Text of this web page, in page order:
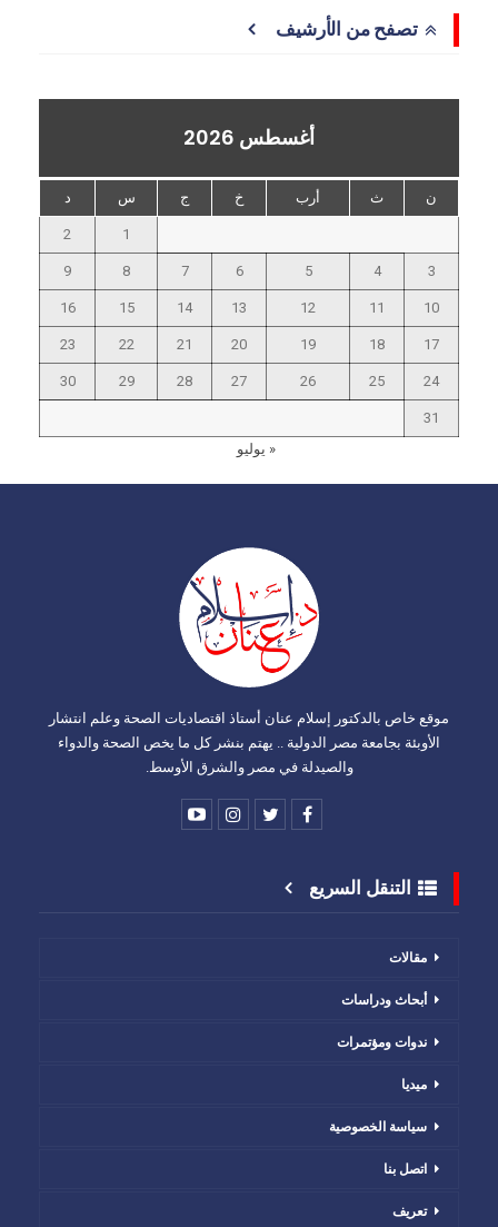
تصفح من الأرشيف
أغسطس 2026
ن ث أرب خ ج س د
1
2
3
4
5
6
7
8
9
10
11
12
13
14
15
16
17
18
19
20
21
22
23
24
25
26
27
28
29
30
31
« يوليو
موقع خاص بالدكتور إسلام عنان أستاذ اقتصاديات الصحة وعلم انتشار
الأوبئة بجامعة مصر الدولية .. يهتم بنشر كل ما يخص الصحة والدواء
والصيدلة في مصر والشرق الأوسط.
التنقل السريع
مقالات
أبحاث ودراسات
ندوات ومؤتمرات
ميديا
سياسة الخصوصية
اتصل بنا
تعريف